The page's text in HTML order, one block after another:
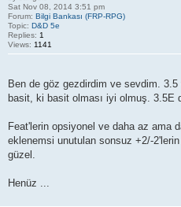
Sat Nov 08, 2014 3:51 pm
Forum: Bilgi Bankası (FRP-RPG)
Topic: D&D 5e
Replies: 1
Views: 1141
Ben de göz gezdirdim ve sevdim.
basit, ki basit olması iyi olmuş. 3.5E
Feat'lerin opsiyonel ve daha az ama
eklenemsi unutulan sonsuz +2/-
güzel.
Henüz ...